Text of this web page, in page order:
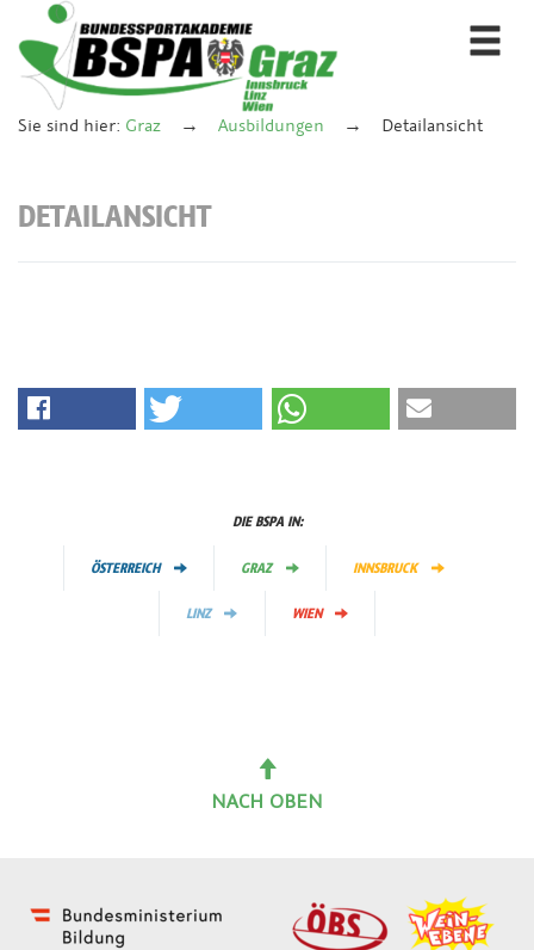
Sie sind hier: Graz Ausbildungen Detailansicht
DETAILANSICHT
DIE BSPA IN:
ÖSTERREICH GRAZ INNSBRUCK
LINZ WIEN
NACH OBEN